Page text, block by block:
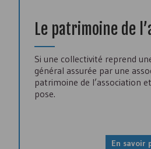
Le patrimoine de
Si une collectivité reprend
général assurée par une
patrimoine de l’association
pose.
En savoir